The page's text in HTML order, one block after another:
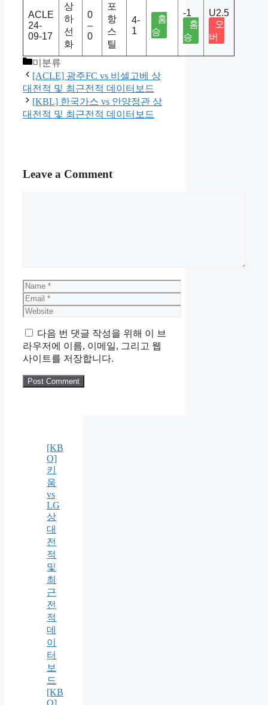
ACLE
24-
09-17
상
하
선
화
0
–
0
포
항
스
틸
4-
1
홈
승
-1
홈
승
U2.5
오
버
Categories
미분류
[ACLE] 광주FC vs 비셀고베 상
대전적 및 최근전적 데이터보드
[KBL] 한국가스 vs 안양정관 상
대전적 및 최근전적 데이터보드
Leave a Comment
Name
Email
Website
다음 번 댓글 작성을 위해 이 브
라우저에 이름, 이메일, 그리고 웹
사이트를 저장합니다.
[KB
O]
키
움
vs
LG
상
대
전
적
및
최
근
전
적
데
이
터
보
드
[KB
O]